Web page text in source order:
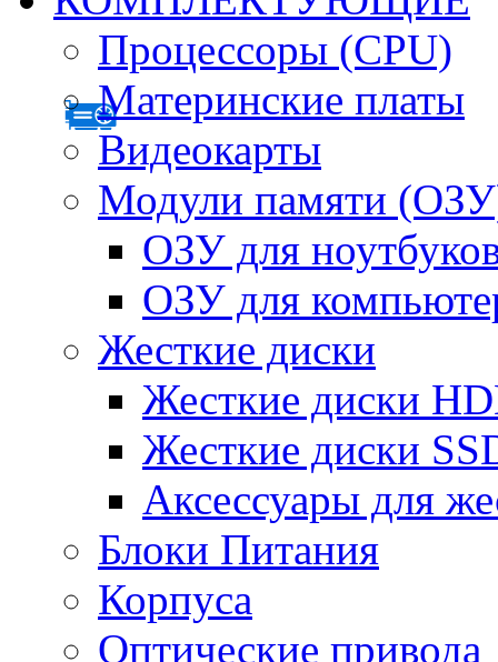
Процессоры (CPU)
Материнские платы
Видеокарты
Модули памяти
ОЗУ для
ОЗУ для
Жесткие диски
Жесткие диски
Жесткие диски
Аксессуары для
Блоки Питания
Корпуса
Оптические привода